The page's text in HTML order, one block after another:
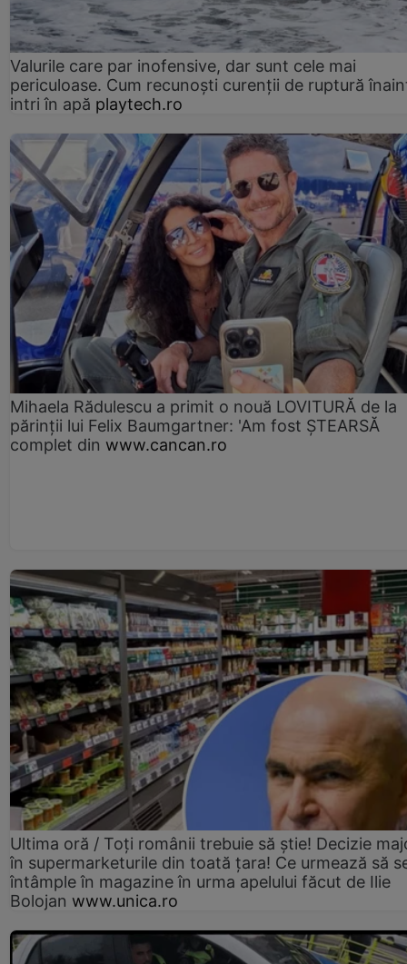
Valurile care par inofensive, dar sunt cele mai
periculoase. Cum recunoști curenții de ruptură
intri în apă playtech.ro
Mihaela Rădulescu a primit o nouă LOVITURĂ de la
părinții lui Felix Baumgartner: 'Am fost ȘTEARSĂ
complet din www.cancan.ro
Ultima oră / Toți românii trebuie să știe! Decizie
în supermarketurile din toată țara! Ce urmează să
întâmple în magazine în urma apelului făcut de Ilie
Bolojan www.unica.ro